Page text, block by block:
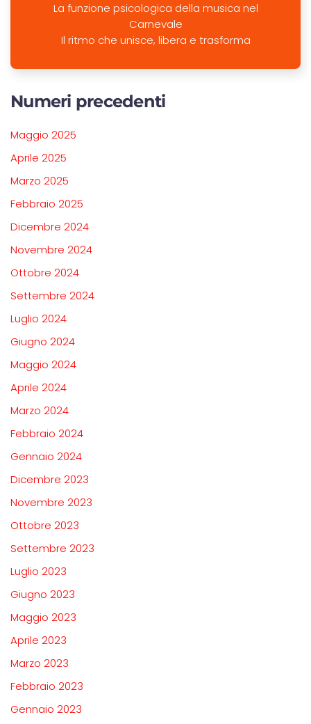
La funzione psicologica della musica nel
Carnevale
Il ritmo che unisce, libera e trasforma
Numeri precedenti
Maggio 2025
Aprile 2025
Marzo 2025
Febbraio 2025
Dicembre 2024
Novembre 2024
Ottobre 2024
Settembre 2024
Luglio 2024
Giugno 2024
Maggio 2024
Aprile 2024
Marzo 2024
Febbraio 2024
Gennaio 2024
Dicembre 2023
Novembre 2023
Ottobre 2023
Settembre 2023
Luglio 2023
Giugno 2023
Maggio 2023
Aprile 2023
Marzo 2023
Febbraio 2023
Gennaio 2023